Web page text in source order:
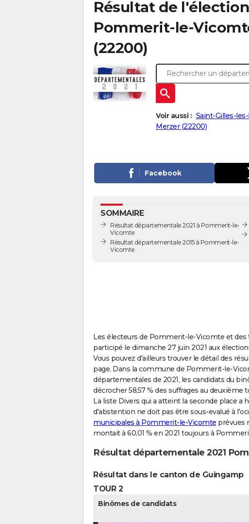
Résultat de
Pommerit-le-
(22200)
Voir aussi : Saint-Gilles-
Merzer (22200)
Facebook
SOMMAIRE
Résultat départementale 2021 à Pommerit-le-
Vicomte
Résultat départementale 2015 à Pommerit-le-
Vicomte
Les électeurs de Pommerit-le-Vicomte et
participé le dimanche 27 juin 2021 aux
Vous pouvez d'ailleurs trouver le détail des
page. Dans la commune de Pommerit-le-
départementales de 2021, les candidats du
décrocher 58,57 % des suffrages au deuxième
La liste Divers qui a atteint la seconde place a
d'abstention ne doit pas être sous-evalué à
municipales à Pommerit-le-Vicomte prévues
montait à 60,01 % en 2021 toujours à
Résultat départementale 2021
Résultat dans le canton de Guingamp
TOUR 2
Binômes de candidats